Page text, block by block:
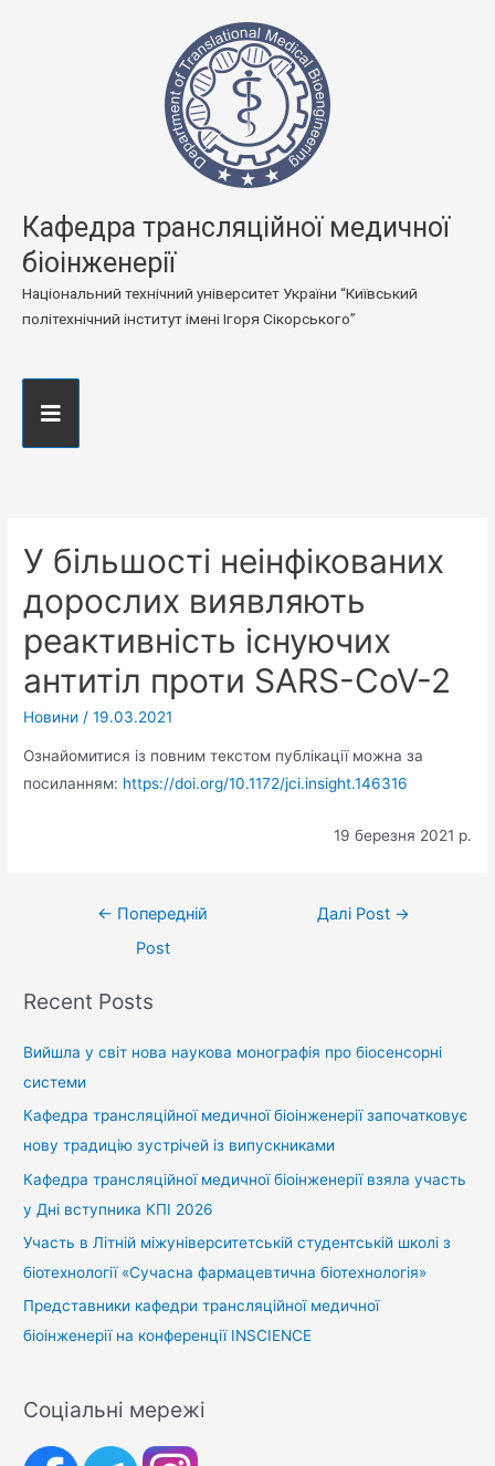
Кафедра трансляційної медичної
біоінженерії
Національний технічний університет України “Київський
політехнічний інститут імені Ігоря Сікорського”
У більшості неінфікованих
дорослих виявляють
реактивність існуючих
антитіл проти SARS-CoV-2
Новини /19.03.2021
Ознайомитися із повним текстом публікації можна за
посиланням: https://doi.org/10.1172/jci.insight.146316
19 березня 2021 р.
← Попередній
Post
Далі Post →
Recent Posts
Вийшла у світ нова наукова монографія про біосенсорні
системи
Кафедра трансляційної медичної біоінженерії започатковує
нову традицію зустрічей із випускниками
Кафедра трансляційної медичної біоінженерії взяла участь
у Дні вступника КПІ 2026
Участь в Літній міжуніверситетській студентській школі з
біотехнології «Сучасна фармацевтична біотехнологія»
Представники кафедри трансляційної медичної
біоінженерії на конференції INSCIENCE
Соціальні мережі